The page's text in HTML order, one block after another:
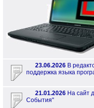
23.06.2026 В
поддержка языка
21.01.2026 На сайт
События"